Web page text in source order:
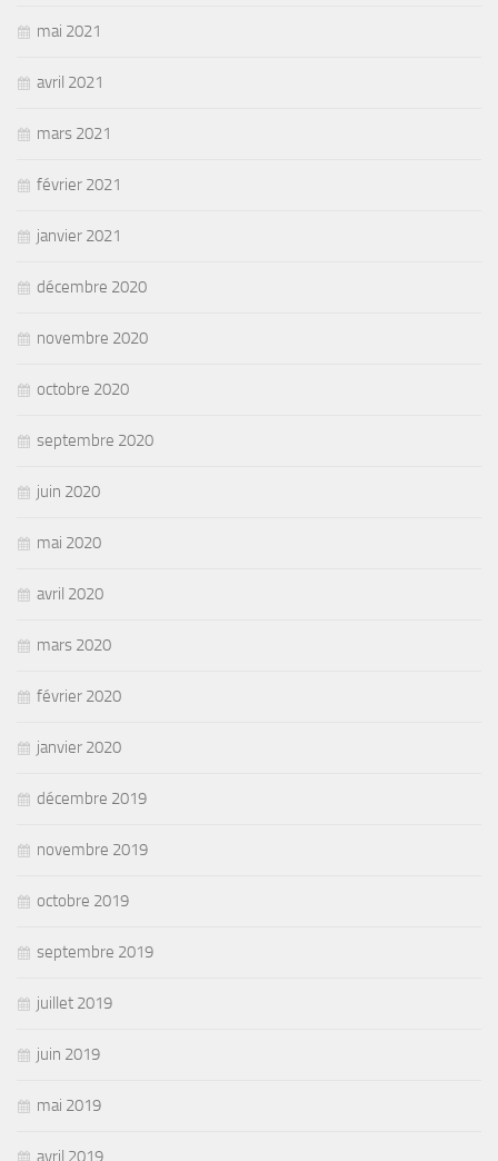
mai 2021
avril 2021
mars 2021
février 2021
janvier 2021
décembre 2020
novembre 2020
octobre 2020
septembre 2020
juin 2020
mai 2020
avril 2020
mars 2020
février 2020
janvier 2020
décembre 2019
novembre 2019
octobre 2019
septembre 2019
juillet 2019
juin 2019
mai 2019